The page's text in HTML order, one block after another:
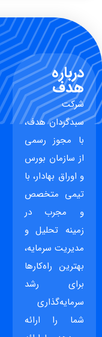
درباره
هدف
شرکت
سبدگردان هدف،
با مجوز رسمی
از سازمان بورس
و اوراق بهادار، با
تیمی متخصص
و مجرب در
زمینه تحلیل و
مدیریت سرمایه،
بهترین راه‌کارها
برای رشد
سرمایه‌گذاری
شما را ارائه